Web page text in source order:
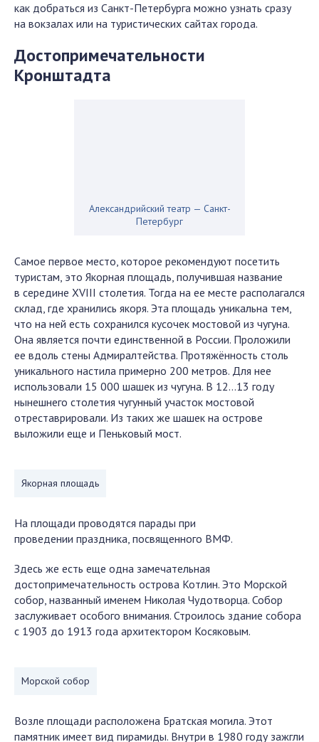
как добраться из Санкт-Петербурга можно узнать сразу
на вокзалах или на туристических сайтах города.
Достопримечательности
Кронштадта
Александрийский театр — Санкт-
Петербург
Самое первое место, которое рекомендуют посетить
туристам, это Якорная площадь, получившая название
в середине XVIII столетия. Тогда на ее месте располагался
склад, где хранились якоря. Эта площадь уникальна тем,
что на ней есть сохранился кусочек мостовой из чугуна.
Она является почти единственной в России. Проложили
ее вдоль стены Адмиралтейства. Протяжённость столь
уникального настила примерно 200 метров. Для нее
использовали 15 000 шашек из чугуна. В 12…13 году
нынешнего столетия чугунный участок мостовой
отреставрировали. Из таких же шашек на острове
выложили еще и Пеньковый мост.
Якорная площадь
На площади проводятся парады при
проведении праздника, посвященного ВМФ.
Здесь же есть еще одна замечательная
достопримечательность острова Котлин. Это Морской
собор, названный именем Николая Чудотворца. Собор
заслуживает особого внимания. Строилось здание собора
с 1903 до 1913 года архитектором Косяковым.
Морской собор
Возле площади расположена Братская могила. Этот
памятник имеет вид пирамиды. Внутри в 1980 году зажгли